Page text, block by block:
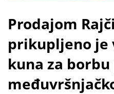
Prodajom
prikupljeno je
kuna za